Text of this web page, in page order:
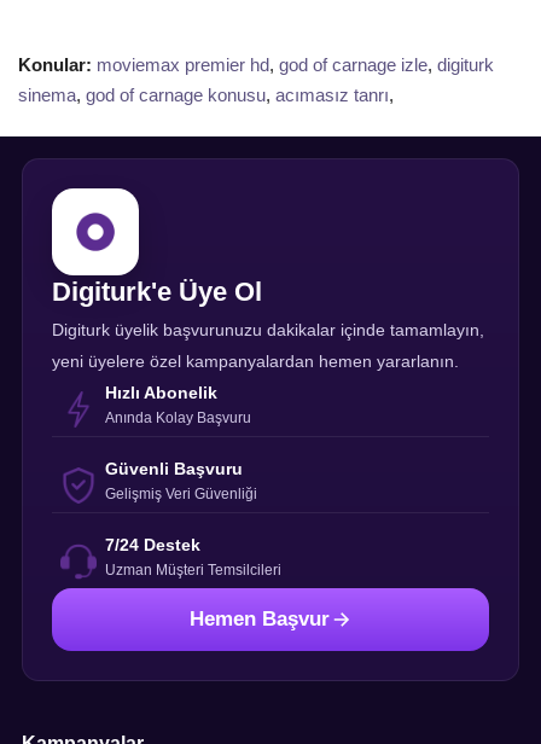
Konular: moviemax premier hd, god of carnage izle, digiturk
sinema, god of carnage konusu, acımasız tanrı,
Digiturk'e Üye Ol
Digiturk üyelik başvurunuzu dakikalar içinde tamamlayın,
yeni üyelere özel kampanyalardan hemen yararlanın.
Hızlı Abonelik
Anında Kolay Başvuru
Güvenli Başvuru
Gelişmiş Veri Güvenliği
7/24 Destek
Uzman Müşteri Temsilcileri
Hemen Başvur